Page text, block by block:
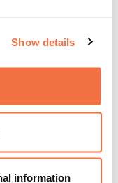
Show details
information